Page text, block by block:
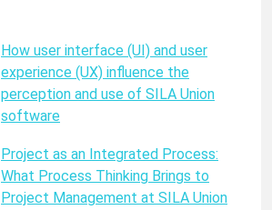
How user interface (UI) and user
experience (UX) influence the
perception and use of SILA Union
software
Project as an Integrated Process:
What Process Thinking Brings to
Project Management at SILA Union